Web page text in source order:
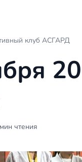
клуб АСГАРД
чтения